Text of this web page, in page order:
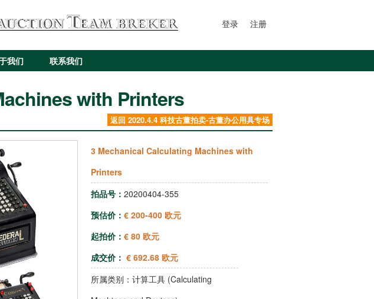
登录 注册
我们 联系我们
with Printers
返回 2020.4.4 科技古董拍卖-古董办公用具专场
3 Mechanical Calculating Machines with
Printers
拍品号： 20200404-355
预估价： € 200-400 欧元
起拍价： € 80 欧元
成交价： € 692.68 欧元
所属类别： 计算工具 (Calculating